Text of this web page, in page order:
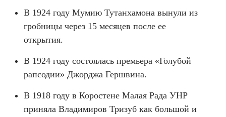
В 1924 году Мумию Тутанхамона вынули из
гробницы через 15 месяцев после ее
открытия.
В 1924 году состоялась премьера «Голубой
рапсодии» Джорджа Гершвина.
В 1918 году в Коростене Малая Рада УНР
приняла Владимиров Тризуб как большой и